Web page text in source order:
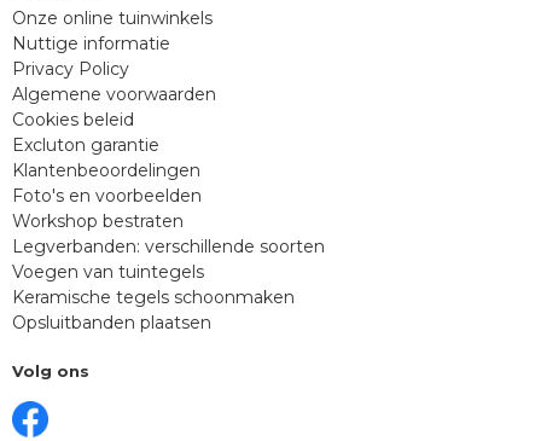
Onze online tuinwinkels
Nuttige informatie
Privacy Policy
Algemene voorwaarden
Cookies beleid
Excluton garantie
Klantenbeoordelingen
Foto's en voorbeelden
Workshop bestraten
Legverbanden: verschillende soorten
Voegen van tuintegels
Keramische tegels schoonmaken
Opsluitbanden plaatsen
Volg ons